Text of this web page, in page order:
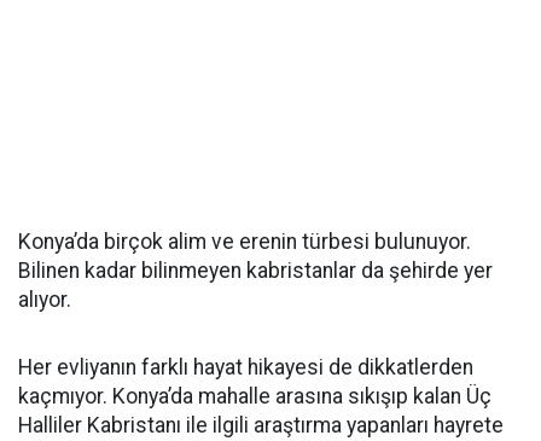
Konya’da birçok alim ve erenin türbesi bulunuyor.
Bilinen kadar bilinmeyen kabristanlar da şehirde yer
alıyor.
Her evliyanın farklı hayat hikayesi de dikkatlerden
kaçmıyor. Konya’da mahalle arasına sıkışıp kalan Üç
Halliler Kabristanı ile ilgili araştırma yapanları hayrete